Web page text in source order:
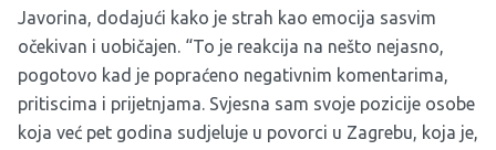
Javorina, dodajući kako je strah kao emocija sasvim
očekivan i uobičajen. “To je reakcija na nešto nejasno,
pogotovo kad je popraćeno negativnim komentarima,
pritiscima i prijetnjama. Svjesna sam svoje pozicije osobe
koja već pet godina sudjeluje u povorci u Zagrebu, koja je,